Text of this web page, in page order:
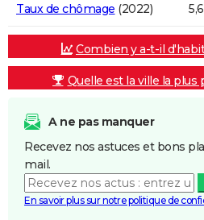
Taux de chômage (2022)
Combien y a-t-il
Quelle est la ville la plus
A ne pas manquer
Recevez nos astuces et bons
mail.
En savoir plus sur notre politique de